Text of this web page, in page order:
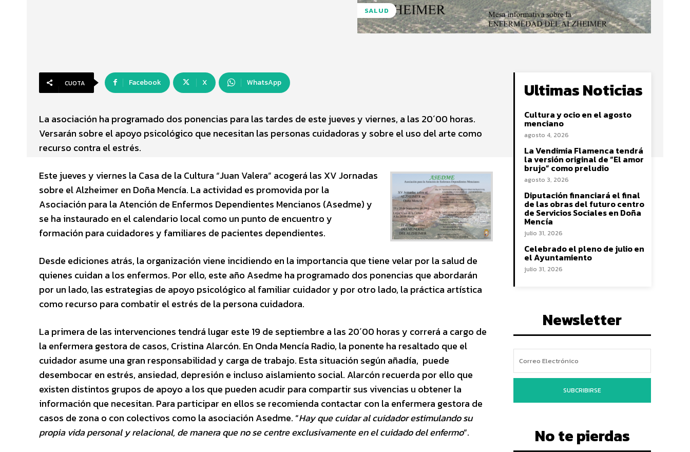
SALUD
CUOTA Facebook X WhatsApp
La asociación ha programado dos ponencias para las tardes de este jueves y viernes, a las 20´00 horas.
Versarán sobre el apoyo psicológico que necesitan las personas cuidadoras y sobre el uso del arte como
recurso contra el estrés.
Este jueves y viernes la Casa de la Cultura “Juan Valera” acogerá las XV Jornadas
sobre el Alzheimer en Doña Mencía. La actividad es promovida por la
Asociación para la Atención de Enfermos Dependientes Mencianos (Asedme) y
se ha instaurado en el calendario local como un punto de encuentro y
formación para cuidadores y familiares de pacientes dependientes.
Desde ediciones atrás, la organización viene incidiendo en la importancia que tiene velar por la salud de
quienes cuidan a los enfermos. Por ello, este año Asedme ha programado dos ponencias que abordarán
por un lado, las estrategias de apoyo psicológico al familiar cuidador y por otro lado, la práctica artística
como recurso para combatir el estrés de la persona cuidadora.
La primera de las intervenciones tendrá lugar este 19 de septiembre a las 20´00 horas y correrá a cargo de
la enfermera gestora de casos, Cristina Alarcón. En Onda Mencía Radio, la ponente ha resaltado que el
cuidador asume una gran responsabilidad y carga de trabajo. Esta situación según añadía, puede
desembocar en estrés, ansiedad, depresión e incluso aislamiento social. Alarcón recuerda por ello que
existen distintos grupos de apoyo a los que pueden acudir para compartir sus vivencias u obtener la
información que necesitan. Para participar en ellos se recomienda contactar con la enfermera gestora de
casos de zona o con colectivos como la asociación Asedme. “Hay que cuidar al cuidador estimulando su
propia vida personal y relacional, de manera que no se centre exclusivamente en el cuidado del enfermo“.
Ultimas Noticias
Cultura y ocio en el agosto
menciano
agosto 4, 2026
La Vendimia Flamenca tendrá
la versión original de “El amor
brujo” como preludio
agosto 3, 2026
Diputación financiará el final
de las obras del futuro centro
de Servicios Sociales en Doña
Mencía
julio 31, 2026
Celebrado el pleno de julio en
el Ayuntamiento
julio 31, 2026
Newsletter
SUBCRIBIRSE
No te pierdas